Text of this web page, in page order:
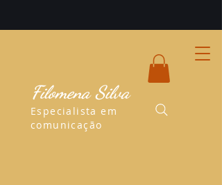
Filomena Silva
Especialista em
comunicação